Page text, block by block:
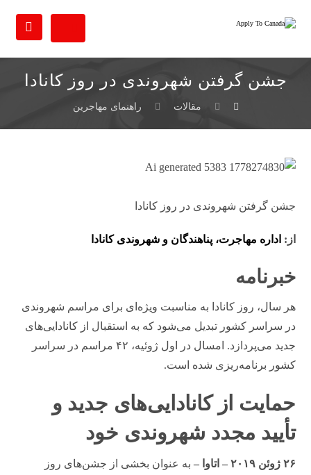
جشن گرفتن شهروندی در روز کانادا
مقالات راهنمای مهاجرین
جشن گرفتن شهروندی در روز کانادا
از: اداره مهاجرت، پناهندگان و شهروندی کانادا
خبرنامه
هر سال، روز کانادا به مناسبت ویژه‌ای برای مراسم شهروندی
در سراسر کشور تبدیل می‌شود که به استقبال از کانادایی‌های
جدید می‌پردازد. امسال در اول ژوئیه، ۴۲ مراسم در سراسر
کشور برنامه‌ریزی شده است.
حمایت از کانادایی‌های جدید و
تأیید مجدد شهروندی خود
۲۶ ژوئن ۲۰۱۹ – اتاوا –
به عنوان بخشی از جشن‌های روز